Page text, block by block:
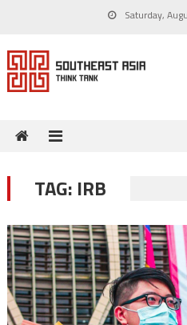
content
Saturday,
TAG: IRB